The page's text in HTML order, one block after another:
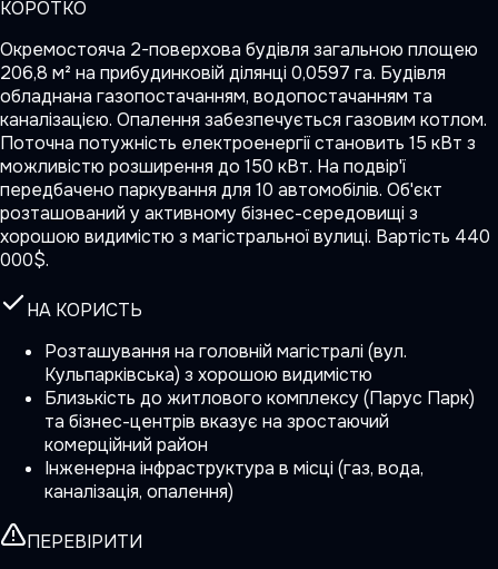
КОРОТКО
Окремостояча 2-поверхова будівля загальною площею
206,8 м² на прибудинковій ділянці 0,0597 га. Будівля
обладнана газопостачанням, водопостачанням та
каналізацією. Опалення забезпечується газовим котлом.
Поточна потужність електроенергії становить 15 кВт з
можливістю розширення до 150 кВт. На подвір'ї
передбачено паркування для 10 автомобілів. Об'єкт
розташований у активному бізнес-середовищі з
хорошою видимістю з магістральної вулиці. Вартість 440
000$.
НА КОРИСТЬ
Розташування на головній магістралі (вул.
Кульпарківська) з хорошою видимістю
Близькість до житлового комплексу (Парус Парк)
та бізнес-центрів вказує на зростаючий
комерційний район
Інженерна інфраструктура в місці (газ, вода,
каналізація, опалення)
ПЕРЕВІРИТИ